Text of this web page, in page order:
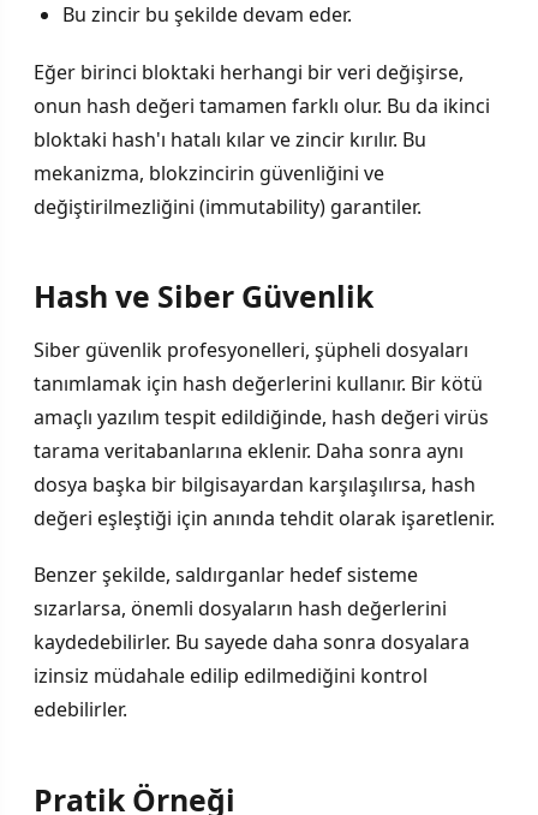
Bu zincir bu şekilde devam eder.
Eğer birinci bloktaki herhangi bir veri değişirse,
onun hash değeri tamamen farklı olur. Bu da ikinci
bloktaki hash'ı hatalı kılar ve zincir kırılır. Bu
mekanizma, blokzincirin güvenliğini ve
değiştirilmezliğini (immutability) garantiler.
Hash ve Siber Güvenlik
Siber güvenlik profesyonelleri, şüpheli dosyaları
tanımlamak için hash değerlerini kullanır. Bir kötü
amaçlı yazılım tespit edildiğinde, hash değeri virüs
tarama veritabanlarına eklenir. Daha sonra aynı
dosya başka bir bilgisayardan karşılaşılırsa, hash
değeri eşleştiği için anında tehdit olarak işaretlenir.
Benzer şekilde, saldırganlar hedef sisteme
sızarlarsa, önemli dosyaların hash değerlerini
kaydedebilirler. Bu sayede daha sonra dosyalara
izinsiz müdahale edilip edilmediğini kontrol
edebilirler.
Pratik Örneği